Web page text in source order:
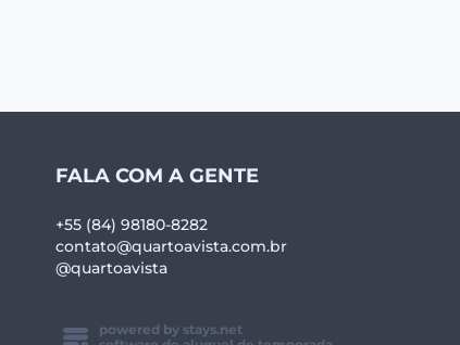
FALA COM A GENTE
+55 (84) 98180-8282
contato@quartoavista.com.br
@quartoavista
powered by stays.net